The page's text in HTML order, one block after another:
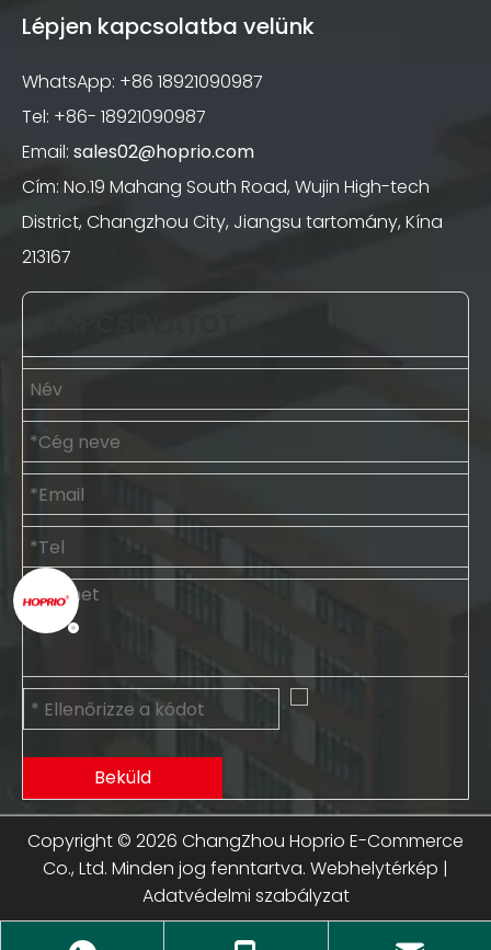
Lépjen kapcsolatba velünk
WhatsApp: +86 18921090987
Tel: +86- 18921090987
Email: sales02@hoprio.com
Cím: No.19 Mahang South Road, Wujin High-tech
District, Changzhou City, Jiangsu tartomány, Kína
213167
Beküld
Copyright © 2026 ChangZhou Hoprio E-Commerce
Co., Ltd. Minden jog fenntartva. Webhelytérkép |
Adatvédelmi szabályzat